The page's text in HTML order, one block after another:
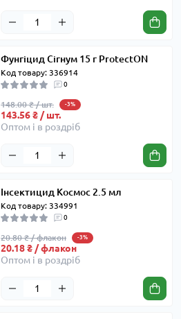
Фунгіцид Сігнум 15 г ProtectON
Код товару: 336914
0
148.00 ₴ / шт. -3%
143.56 ₴ / шт.
Оптом і в роздріб
Інсектицид Космос 2.5 мл
Код товару: 334991
0
20.80 ₴ / флакон -3%
20.18 ₴ / флакон
Оптом і в роздріб